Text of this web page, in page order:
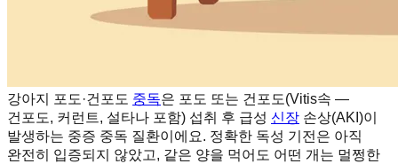
강아지 포도·건포도 중독은 포도 또는 건포도(Vitis속 —
건포도, 커런트, 설타나 포함) 섭취 후 급성 신장 손상(AKI)이
발생하는 중증 중독 질환이에요. 정확한 독성 기전은 아직
완전히 입증되지 않았고, 같은 양을 먹어도 어떤 개는 멀쩡한